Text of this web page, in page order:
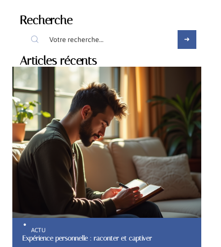
Recherche
Articles récents
ACTU
Expérience personnelle : raconter et captiver